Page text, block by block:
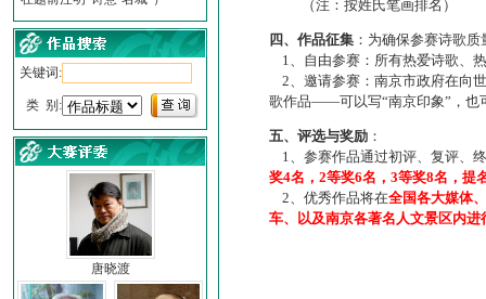
关键词:
类 别:
唐晓渡
（注：按姓氏笔画排名）
四、作品征集 ：为确保参赛诗歌
1、自由参赛：所有热爱诗歌、
2、邀请参赛：南京市政府在向
歌作品——可以写“南京印象”，也
五、评选与奖励 ：
1、参赛作品通过初评、复评、
奖4名，2等奖6名，3等奖8名，提
2、优秀作品将在全国各大媒体
车、以及南京各著名人文景区内进